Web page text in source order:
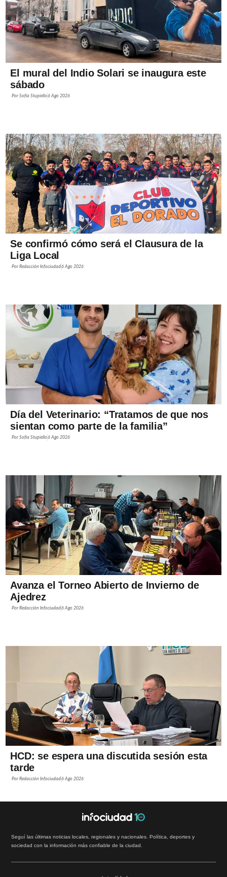
El mural del Indio Solari se inaugura este
sábado
PorSofía Stupiello6 Ago 2026
Se confirmó cómo será el Clausura de la
Liga Local
PorRedacción Infociudad6 Ago 2026
Día del Veterinario: “Tratamos de que nos
sientan como parte de la familia”
PorSofía Stupiello6 Ago 2026
Avanza el Torneo Abierto de Invierno de
Ajedrez
PorRedacción Infociudad6 Ago 2026
HCD: se espera una discutida sesión esta
tarde
PorRedacción Infociudad6 Ago 2026
Seguí las últimas noticias locales, regionales y nacionales. Política, deportes y
sociedad con la información más confiable de la ciudad.